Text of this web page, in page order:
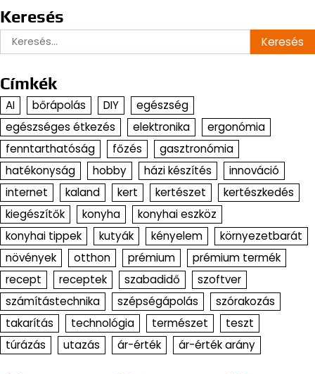
Keresés
Keresés:
Címkék
AI bőrápolás DIY
egészség
egészséges étkezés
elektronika
ergonómia
fenntarthatóság
főzés
gasztronómia
hatékonyság
hobby házi készítés
innováció
internet
kaland kert kertészet
kertészkedés
kiegészítők
konyha
konyhai eszköz
konyhai tippek
kutyák kényelem
környezetbarát
növények
otthon prémium
prémium termék
recept
receptek szabadidő
szoftver
számítástechnika
szépségápolás
szórakozás
takarítás
technológia természet
teszt
túrázás
utazás ár-érték ár-érték arány